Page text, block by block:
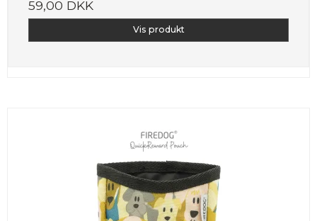
59,00 DKK
Vis produkt